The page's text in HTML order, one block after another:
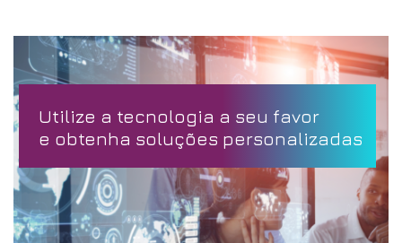
Utilize a tecnologia a seu favor
e obtenha soluções personalizadas